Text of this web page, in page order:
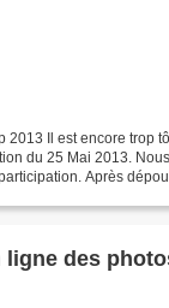
2013 Il est encore trop
du 25 Mai 2013.
Après
ligne des